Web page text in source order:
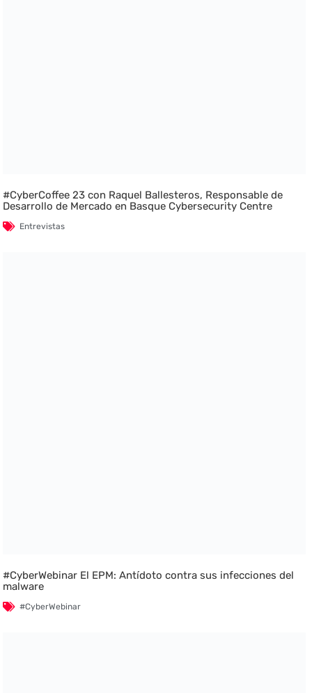
#CyberCoffee 23 con Raquel Ballesteros, Responsable de
Desarrollo de Mercado en Basque Cybersecurity Centre
Entrevistas
#CyberWebinar El EPM: Antídoto contra sus infecciones del
malware
#CyberWebinar